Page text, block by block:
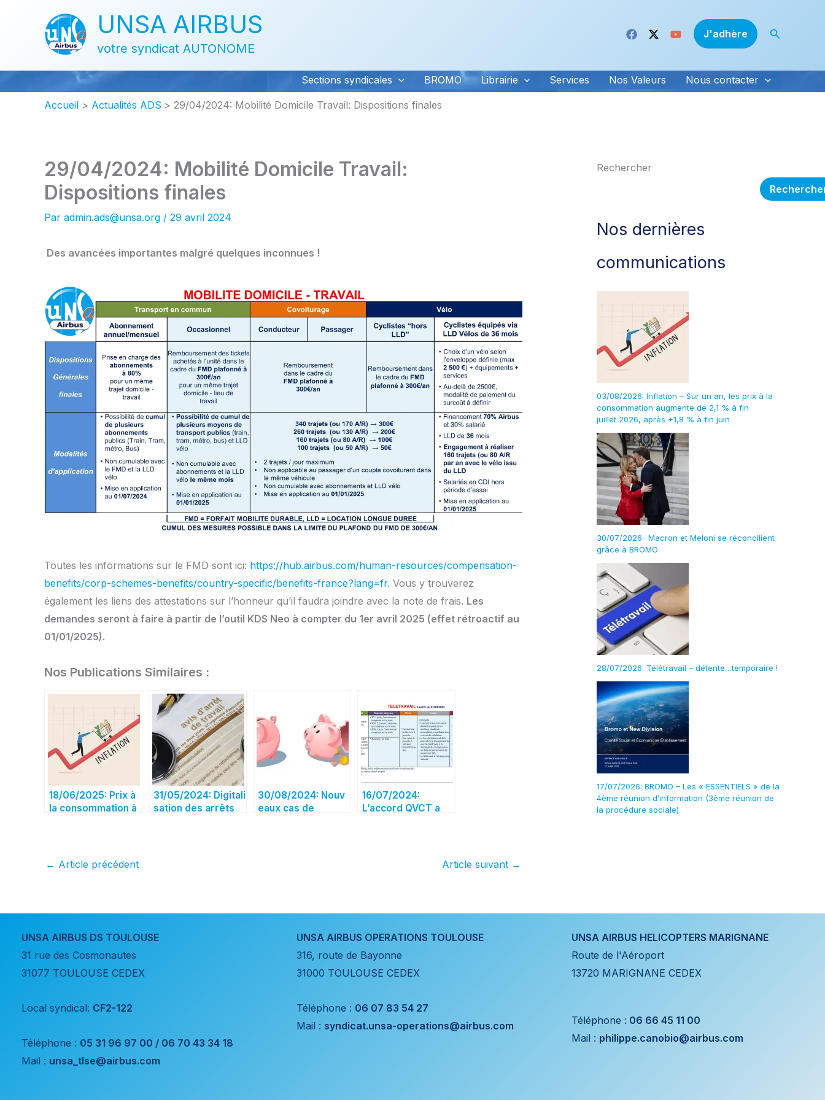
UNSA AIRBUS
votre syndicat AUTONOME
J'adhère
Sections syndicales BROMO Librairie Services Nos Valeurs Nous contacter
Accueil Actualités ADS 29/04/2024: Mobilité Domicile Travail: Dispositions finales
29/04/2024: Mobilité Domicile Travail:
Dispositions finales
Par admin.ads@unsa.org / 29 avril 2024
Des avancées importantes malgré quelques inconnues !
Toutes les informations sur le FMD sont ici: https://hub.airbus.com/human-resources/compensation-
benefits/corp-schemes-benefits/country-specific/benefits-france?lang=fr. Vous y trouverez
également les liens des attestations sur l’honneur qu’il faudra joindre avec la note de frais. Les
demandes seront à faire à partir de l’outil KDS Neo à compter du 1er avril 2025 (effet rétroactif au
01/01/2025).
Nos Publications Similaires :
18/06/2025: Prix à
la consommation à
31/05/2024: Digitali
sation des arrêts
30/08/2024: Nouv
eaux cas de
16/07/2024:
L’accord QVCT a
et conditions sur le
← Article précédent Article suivant →
Rechercher
Nos dernières
communications
03/08/2026: Inflation – Sur un an, les prix à la
consommation augmente de 2,1 % à fin
juillet 2026, après +1,8 % à fin juin
30/07/2026- Macron et Meloni se réconcilient
grâce à BROMO
28/07/2026: Télétravail – détente…temporaire !
17/07/2026: BROMO – Les « ESSENTIELS » de la
4ème réunion d’information (3ème réunion de
la procédure sociale)
UNSA AIRBUS DS TOULOUSE
31 rue des Cosmonautes
31077 TOULOUSE CEDEX
Local syndical: CF2-122
Téléphone : 05 31 96 97 00 / 06 70 43 34 18
Mail : unsa_tlse@airbus.com
UNSA AIRBUS OPERATIONS TOULOUSE
316, route de Bayonne
31000 TOULOUSE CEDEX
Téléphone : 06 07 83 54 27
Mail : syndicat.unsa-operations@airbus.com
UNSA AIRBUS HELICOPTERS MARIGNANE
Route de l'Aéroport
13720 MARIGNANE CEDEX
Téléphone : 06 66 45 11 00
Mail : philippe.canobio@airbus.com